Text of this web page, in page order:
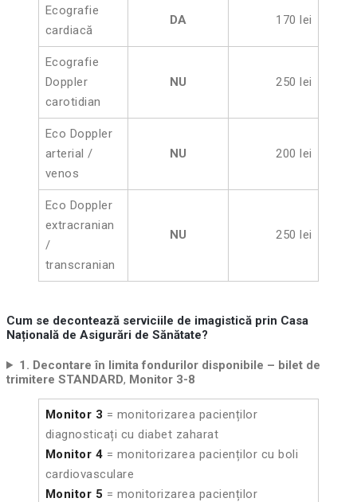
Ecografie
cardiacă
DA 170 lei
Ecografie
Doppler
carotidian
NU 250 lei
Eco Doppler
arterial /
venos
NU 200 lei
Eco Doppler
extracranian
/
transcranian
NU 250 lei
Cum se decontează serviciile de imagistică prin Casa
Națională de Asigurări de Sănătate?
1. Decontare în limita fondurilor disponibile – bilet de
trimitere STANDARD, Monitor 3-8
Monitor 3 = monitorizarea pacienților
diagnosticați cu diabet zaharat
Monitor 4 = monitorizarea pacienților cu boli
cardiovasculare
Monitor 5 = monitorizarea pacienților